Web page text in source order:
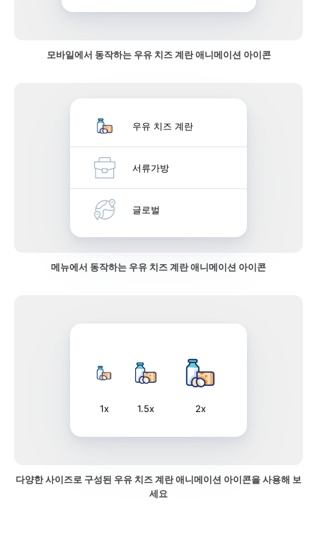
모바일에서 동작하는 우유 치즈 계란 애니메이션 아이콘
우유 치즈 계란
서류가방
글로벌
메뉴에서 동작하는 우유 치즈 계란 애니메이션 아이콘
1x 1.5x 2x
다양한 사이즈로 구성된 우유 치즈 계란 애니메이션 아이콘을 사용해 보
세요